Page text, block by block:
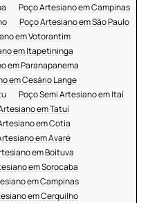
Poço Artesiano em Campinas
Poço Artesiano em São Paulo
em Votorantim
em Itapetininga
em Paranapanema
em Cesário Lange
Poço Semi Artesiano em Itaí
em Tatuí
em Cotia
em Avaré
em Boituva
em Sorocaba
em Campinas
em Cerquilho